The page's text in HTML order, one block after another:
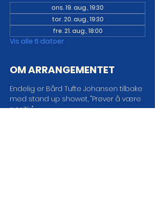
ons. 19. aug., 19:30
tor. 20. aug., 19:30
fre. 21. aug., 18:00
Vis alle 6 datoer
OM ARRANGEMENTET
Endelig er Bård Tufte Johansen tilbake
med stand up showet, "Prøver å være
positiv".